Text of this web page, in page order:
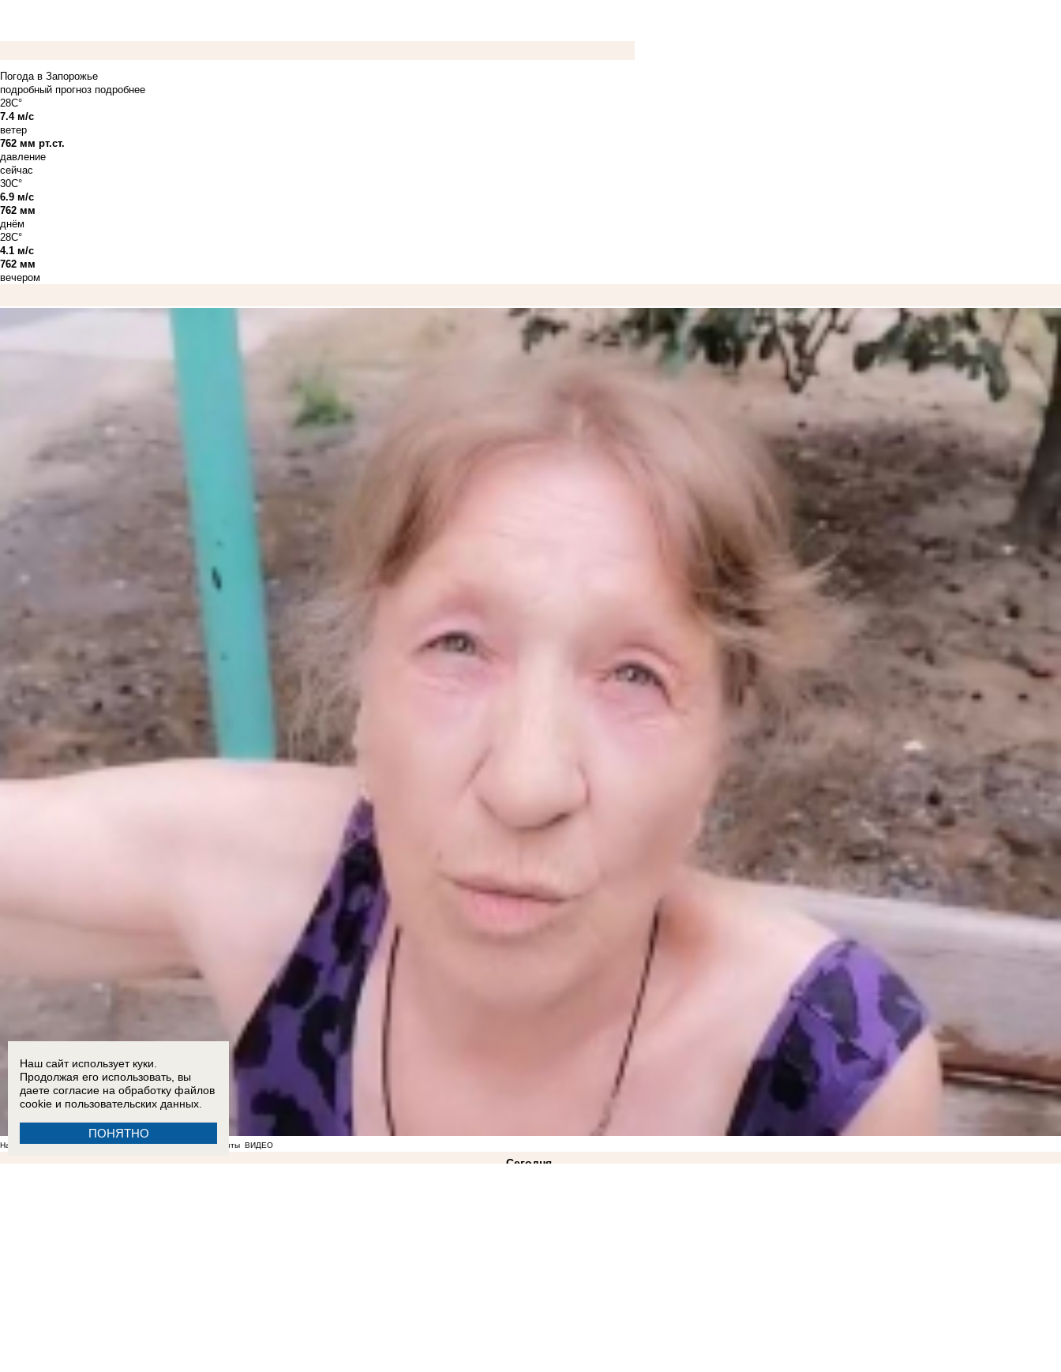
Погода в Запорожье
подробный прогноз подробнее
28C°
7.4 м/с
ветер
762 мм рт.ст.
давление
сейчас
30C°
6.9 м/с
762 мм
днём
28C°
4.1 м/с
762 мм
вечером
На фоне отсутствия воды в Мелитополе появились спекулянты ВИДЕО
Сегодня
Наш сайт использует куки.
Продолжая его использовать, вы
даете согласие на обработку файлов
cookie и пользовательских данных.
ПОНЯТНО